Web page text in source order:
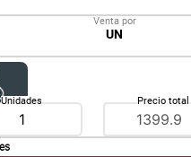
Venta por
UN
Unidades Precio total